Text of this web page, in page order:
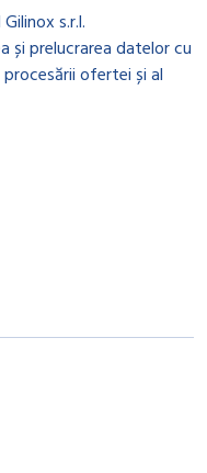
s.r.l.
și prelucrarea datelor cu
ofertei și al